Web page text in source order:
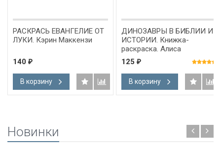
РАСКРАСЬ ЕВАНГЕЛИЕ ОТ
ЛУКИ. Кэрин Маккензи
140 ₽
В корзину
ДИНОЗАВРЫ В БИБЛИИ И
ИСТОРИИ. Книжка-
раскраска. Алиса
Банковская
125 ₽
В корзину
Новинки